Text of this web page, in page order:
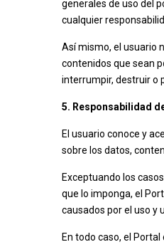
generales de uso del
cualquier
Así mismo, el usuario
contenidos que sean
interrumpir, destruir o
5. Responsabilidad
El usuario conoce y
sobre los datos,
Exceptuando los
que lo imponga, el
causados por el uso y
En todo caso, el